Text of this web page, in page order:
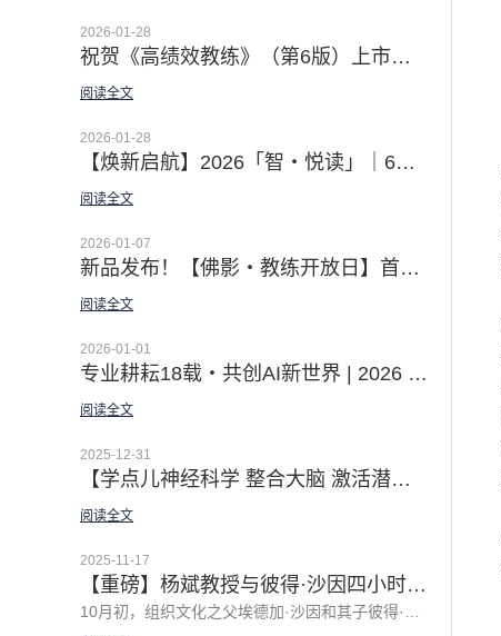
2026-01-28
祝贺《高绩效教练》（第6版）上市发行 | 徐中博士译者序 · From Tell to Ask · AI时代的教练型领导之道
阅读全文
2026-01-28
【焕新启航】2026「智・悦读」｜6本领导力经典 赋能你的核心竞争力
阅读全文
2026-01-07
新品发布！【佛影・教练开放日】首场温情上线｜邀你直击教练对话现场 见证蜕变时刻
阅读全文
2026-01-01
专业耕耘18载・共创AI新世界 | 2026 智学明德继续以领导力经典 助力组织的领导梯队建设
阅读全文
2025-12-31
【学点儿神经科学 整合大脑 激活潜能 | 「佛影漫谈领导力之私房体验课」2026 全新主题温暖上线
阅读全文
2025-11-17
【重磅】杨斌教授与彼得·沙因四小时深度对话：谦逊领导力的中国实践
10月初，组织文化之父埃德加·沙因和其子彼得·沙因的新著《谦逊领导力2.0》中文版上市。 在《谦逊领导力2.0》新书分享会上，清华大学经济管理学院教授杨斌与作者之一彼得·沙因（埃德加·沙因之子）围绕中国企业的领导力问题展开了一场长达四小时的深度对话，译者徐中博士主持对话，结合中国企业实践和当下AI等新挑战探讨了很多前沿话题，并提出了十个精彩的问题，引发了深入的讨论，对企业的领导力转型和组织建设极富启发！